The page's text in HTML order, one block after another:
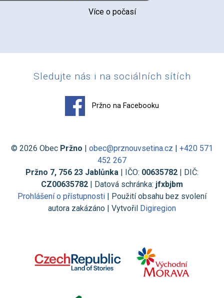
Více o počasí
Sledujte nás i na sociálních sítích
Pržno na Facebooku
© 2026 Obec Pržno | obec@prznouvsetina.cz | +420 571
452 267
Pržno 7, 756 23 Jablůnka | IČO: 00635782 | DIČ:
CZ00635782 | Datová schránka: jfxbjbm
Prohlášení o přístupnosti | Použití obsahu bez svolení
autora zakázáno | Vytvořil Digiregion